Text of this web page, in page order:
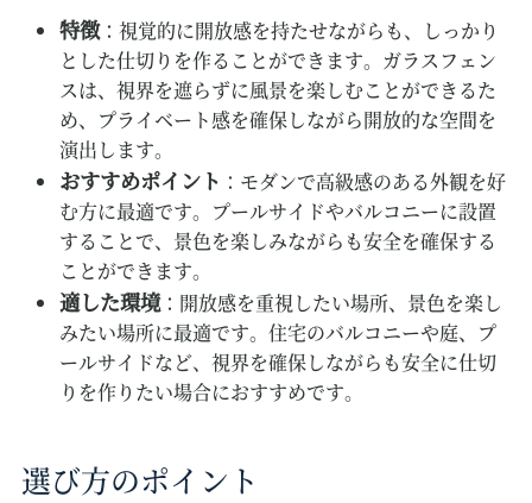
特徴：視覚的に開放感を持たせながらも、しっかり
とした仕切りを作ることができます。ガラスフェン
スは、視界を遮らずに風景を楽しむことができるた
め、プライベート感を確保しながら開放的な空間を
演出します。
おすすめポイント ：モダンで高級感のある外観を好
む方に最適です。プールサイドやバルコニーに設置
することで、景色を楽しみながらも安全を確保する
ことができます。
適した環境：開放感を重視したい場所、景色を楽し
みたい場所に最適です。住宅のバルコニーや庭、プ
ールサイドなど、視界を確保しながらも安全に仕切
りを作りたい場合におすすめです。
選び方のポイント